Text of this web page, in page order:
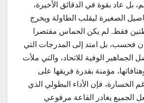
بل عاد بقوة في الدقائق الأخيرة،
الصغيرة ليقلب الطاولة ويخرج
فقط. لم يكن الحماس مقتصرا
فحسب، بل امتد إلى المدرجات التي
الوفية للاتحاد، والتي ملأت
مؤمنة بقدرة فريقها على
الخسارة، فإن الأداء البطولي الذي
الجميع يغادر القاعة مرفوعي